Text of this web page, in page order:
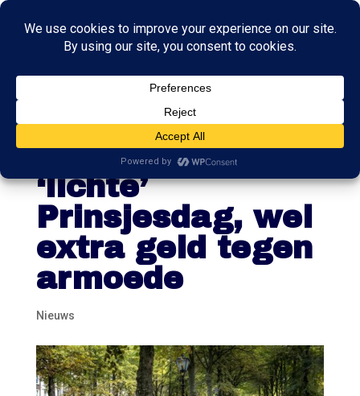
Kabinet
demissionair dus
‘lichte’
Prinsjesdag, wel
extra geld tegen
armoede
Nieuws